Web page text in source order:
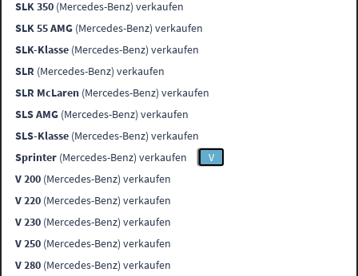
SLK 350 (Mercedes-Benz) verkaufen
SLK 55 AMG (Mercedes-Benz) verkaufen
SLK-Klasse (Mercedes-Benz) verkaufen
SLR (Mercedes-Benz) verkaufen
SLR McLaren (Mercedes-Benz) verkaufen
SLS AMG (Mercedes-Benz) verkaufen
SLS-Klasse (Mercedes-Benz) verkaufen
Sprinter (Mercedes-Benz) verkaufen
V
V 200 (Mercedes-Benz) verkaufen
V 220 (Mercedes-Benz) verkaufen
V 230 (Mercedes-Benz) verkaufen
V 250 (Mercedes-Benz) verkaufen
V 280 (Mercedes-Benz) verkaufen